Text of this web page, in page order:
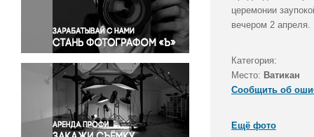
Правосудие
Происшествия и конфликты
Религия
Светская жизнь
Спорт
Экология
Экономика и бизнес
церемонии
вечером 2 апреля.
Категория:
Место: Ватикан
Сообщить об
Ещё фото